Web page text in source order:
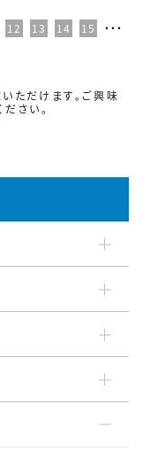
12 13 14 15
・・・
ただけます。ご興味
ださい。